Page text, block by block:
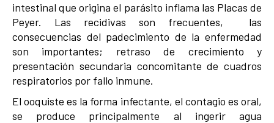
intestinal que origina el parásito inflama las Placas de
Peyer. Las recidivas son frecuentes, las
consecuencias del padecimiento de la enfermedad
son importantes; retraso de crecimiento y
presentación secundaria concomitante de cuadros
respiratorios por fallo inmune.
El ooquiste es la forma infectante, el contagio es oral,
se produce principalmente al ingerir agua